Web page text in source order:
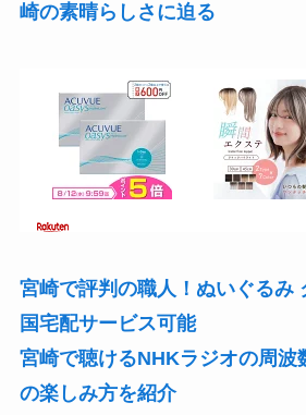
崎の素晴らしさに迫る
宮崎で評判の職人！ぬいぐるみ
国宅配サービス可能
宮崎で聴けるNHKラジオの周波
の楽しみ方を紹介